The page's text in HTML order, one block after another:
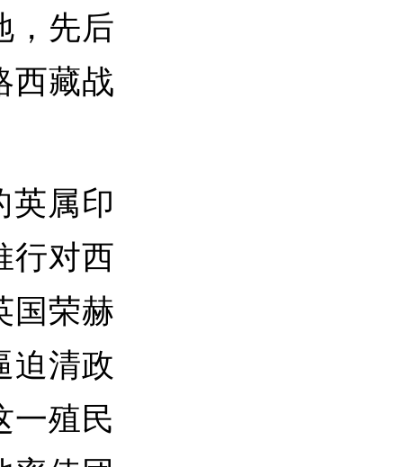
，先后
西藏战
属印
行对西
国荣赫
迫清政
一殖民